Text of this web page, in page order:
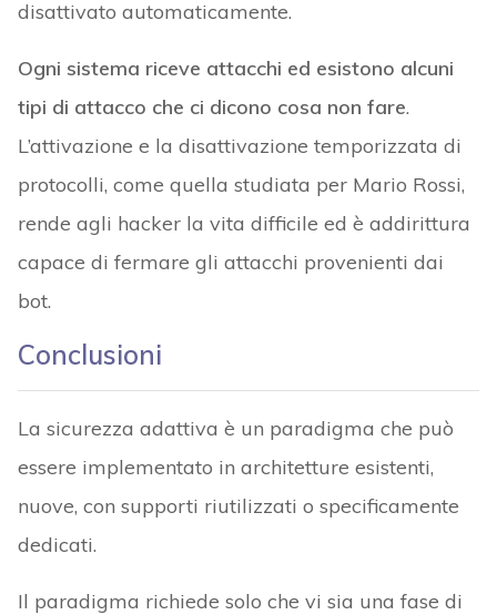
disattivato automaticamente.
Ogni sistema riceve attacchi ed esistono alcuni
tipi di attacco che ci dicono cosa non fare.
L’attivazione e la disattivazione temporizzata di
protocolli, come quella studiata per Mario Rossi,
rende agli hacker la vita difficile ed è addirittura
capace di fermare gli attacchi provenienti dai
bot.
Conclusioni
La sicurezza adattiva è un paradigma che può
essere implementato in architetture esistenti,
nuove, con supporti riutilizzati o specificamente
dedicati.
Il paradigma richiede solo che vi sia una fase di